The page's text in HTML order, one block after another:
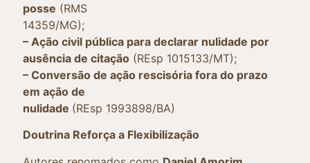
posse (RMS
14359/MG);
– Ação civil pública para declarar nulidade por
ausência de citação (REsp 1015133/MT);
– Conversão de ação rescisória fora do prazo
em ação de
nulidade (REsp 1993898/BA)
Doutrina Reforça a Flexibilização